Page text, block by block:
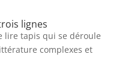
lignes
lire tapis qui se déroule
complexes et